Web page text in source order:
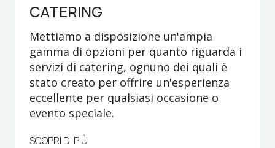
CATERING
Mettiamo a disposizione un'ampia
gamma di opzioni per quanto riguarda i
servizi di catering, ognuno dei quali è
stato creato per offrire un'esperienza
eccellente per qualsiasi occasione o
evento speciale.
SCOPRI DI PIÙ